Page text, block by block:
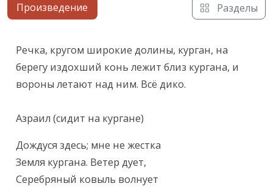
Произведение Разделы
Текст произведения
Речка, кругом широкие долины, курган, на
берегу издохший конь лежит близ кургана, и
вороны летают над ним. Всё дико.
Азраил (сидит на кургане)
Дождуся здесь; мне не жестка
Земля кургана. Ветер дует,
Серебряный ковыль волнует